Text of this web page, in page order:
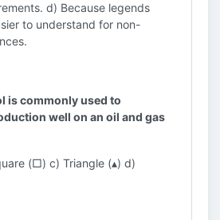
d) Because legends
to understand for non-
is commonly used to
well on an oil and gas
(□) c) Triangle (▴) d)